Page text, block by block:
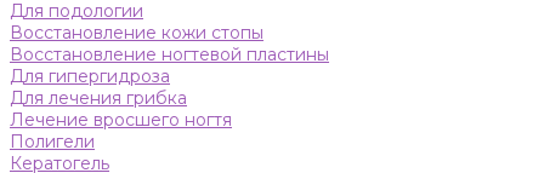
Для подологии
Восстановление кожи стопы
Восстановление ногтевой пластины
Для гипергидроза
Для лечения грибка
Лечение вросшего ногтя
Полигели
Кератогель